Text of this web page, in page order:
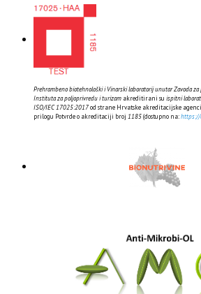
Prehrambeno biotehnološki i Vinarski laboratorij unutar Zavoda
Instituta za poljoprivredu i turizam akreditirani su ispitni
ISO/IEC 17025:2017od strane Hrvatske akreditacijske
prilogu Potvrde o akreditaciji broj 1185(dostupno na:https://